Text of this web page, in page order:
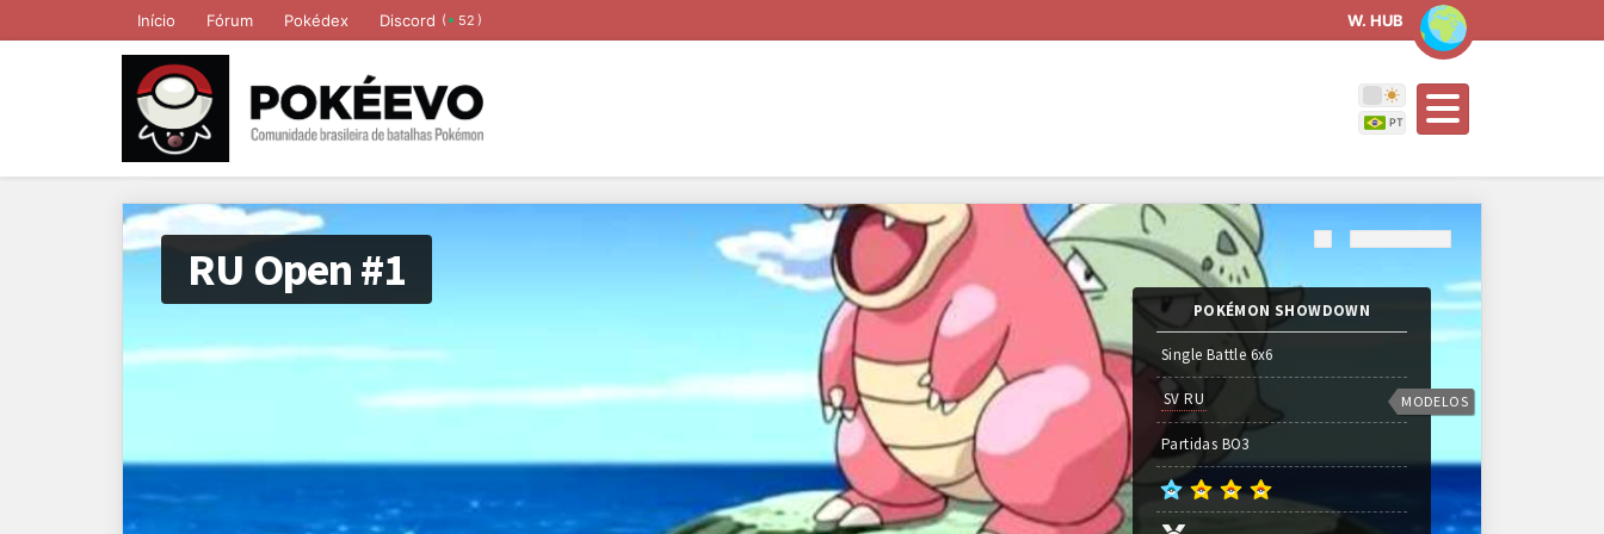
Início Fórum Pokédex Discord ( 52 ) W. HUB
RU Open #1
POKÉMON SHOWDOWN
Single Battle 6x6
SV RU
Partidas BO3
MODELOS